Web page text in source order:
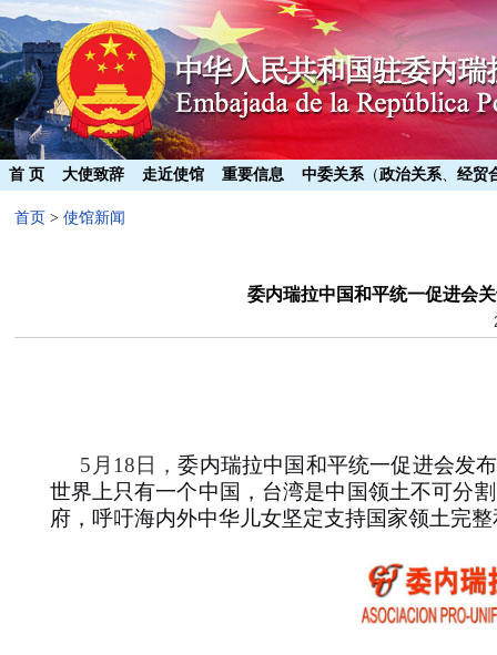
首 页 大使致辞 走近使馆 重要信息 中委关系（政治关系、 经贸
首页 > 使馆新闻
委内瑞拉中国和平统一促进会
5月18日，委内瑞拉中国和平统一促进会发
世界上只有一个中国，台湾是中国领土不可分
府，呼吁海内外中华儿女坚定支持国家领土完